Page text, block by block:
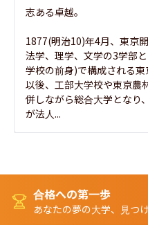
志ある卓越。
1877(明治10)年4月、東京
法学、理学、文学の3学部
学校の前身)で構成される東
以後、工部大学校や東京農
併しながら総合大学となり
が法人...
合格への第一歩
あなたの夢の大学、見つ